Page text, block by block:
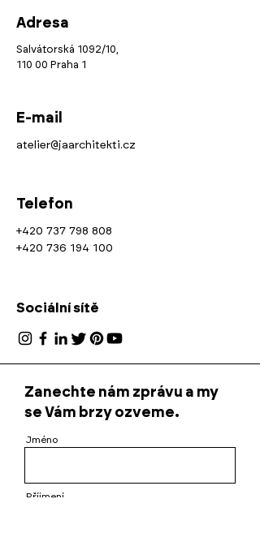
Adresa
Salvátorská 1092/10,
110 00 Praha 1
E-mail
atelier@jaarchitekti.cz
Telefon
+420 737 798 808
+420 736 194 100
Sociální sítě
Zanechte nám zprávu a my
se Vám brzy ozveme.
Jméno
Příjmení